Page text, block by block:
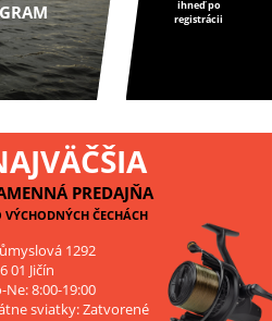
ihneď po
registrácii
PREDAJŇA
VÝCHODNÝCH ČECHÁCH
1292
01 Jičín
Ne: 8:00-19:00
sviatky: Zatvorené